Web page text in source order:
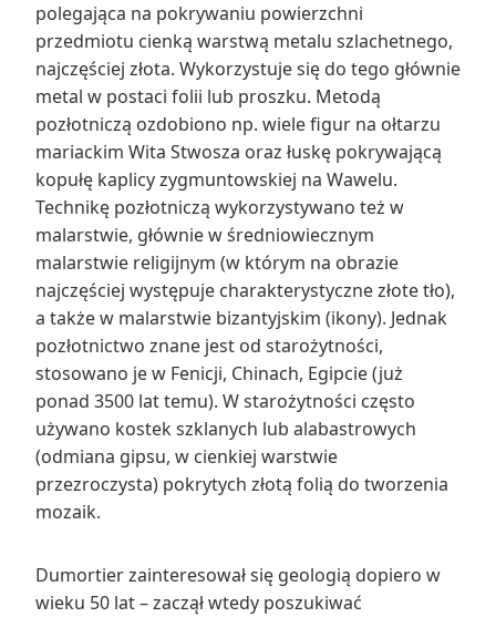
polegająca na pokrywaniu powierzchni
przedmiotu cienką warstwą metalu szlachetnego,
najczęściej złota. Wykorzystuje się do tego głównie
metal w postaci folii lub proszku. Metodą
pozłotniczą ozdobiono np. wiele figur na ołtarzu
mariackim Wita Stwosza oraz łuskę pokrywającą
kopułę kaplicy zygmuntowskiej na Wawelu.
Technikę pozłotniczą wykorzystywano też w
malarstwie, głównie w średniowiecznym
malarstwie religijnym (w którym na obrazie
najczęściej występuje charakterystyczne złote tło),
a także w malarstwie bizantyjskim (ikony). Jednak
pozłotnictwo znane jest od starożytności,
stosowano je w Fenicji, Chinach, Egipcie (już
ponad 3500 lat temu). W starożytności często
używano kostek szklanych lub alabastrowych
(odmiana gipsu, w cienkiej warstwie
przezroczysta) pokrytych złotą folią do tworzenia
mozaik.
Dumortier zainteresował się geologią dopiero w
wieku 50 lat – zaczął wtedy poszukiwać